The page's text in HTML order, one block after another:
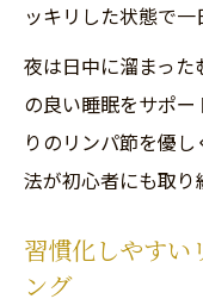
ッキリした状態で一
夜は日中に溜まっ
の良い睡眠をサポ
りのリンパ節を優
法が初心者にも取り
習慣化しやすい
ング